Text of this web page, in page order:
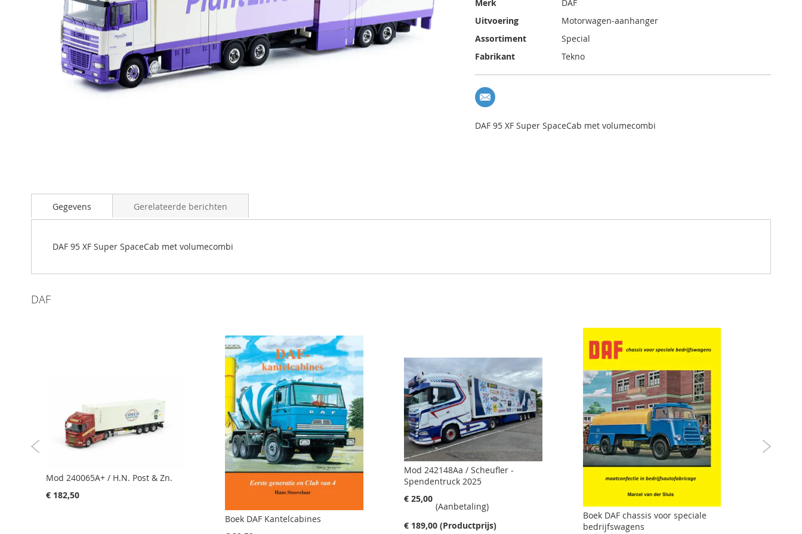
Merk
DAF
Uitvoering
Motorwagen-aanhanger
Assortiment
Special
Fabrikant
Tekno
DAF 95 XF Super SpaceCab met volumecombi
naar
begin
Gegevens
DAF 95 XF Super SpaceCab met volumecombi
Gerelateerde berichten
DAF
Mod 240065A+ / H.N. Post & Zn.
€ 182,50
Boek DAF Kantelcabines
Mod 242148Aa / Scheufler -
Spendentruck 2025
€ 25,00
(Aanbetaling)
€ 189,00 (Productprijs)
Boek DAF chassis voor speciale
bedrijfswagens